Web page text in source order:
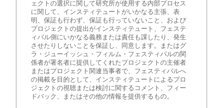
ェクトの選択に関して研究所が使用する内部プロセス
に関して、インスティテュートがいかなる主張、表
明、保証も行わず、保証も行っていないこと、および
プロジェクトの提出がインスティテュート、フェステ
ィバル側にいかなる義務または責任も課したり、発生
させたりしないことを保証し、同意します。またはグ
ラ・ジューイッシュ・フィルム・フェスティバルの関
係者が署名者に提供してくれたプロジェクトの主催者
またはプロジェクト関連当事者で、フェスティバルへ
の掲載を目的として、インスティテュートによるプロ
ジェクトの視聴または検討に関するコメント、フィー
ドバック、またはその他の情報を提供するもの。